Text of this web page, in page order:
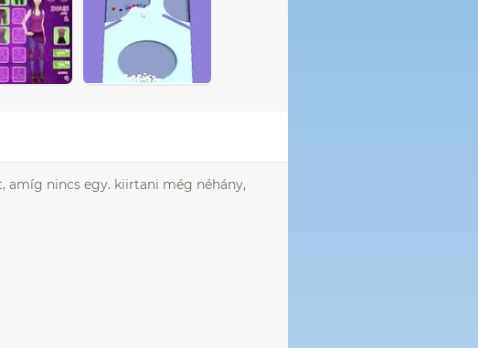
amíg nincs egy. kiirtani még néhány,